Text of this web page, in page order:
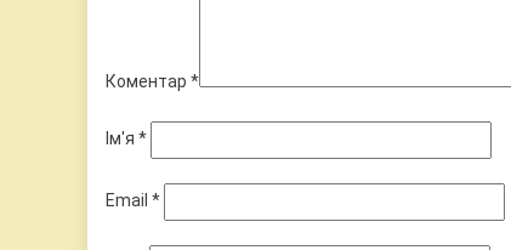
Коментар *
Ім'я *
Email *